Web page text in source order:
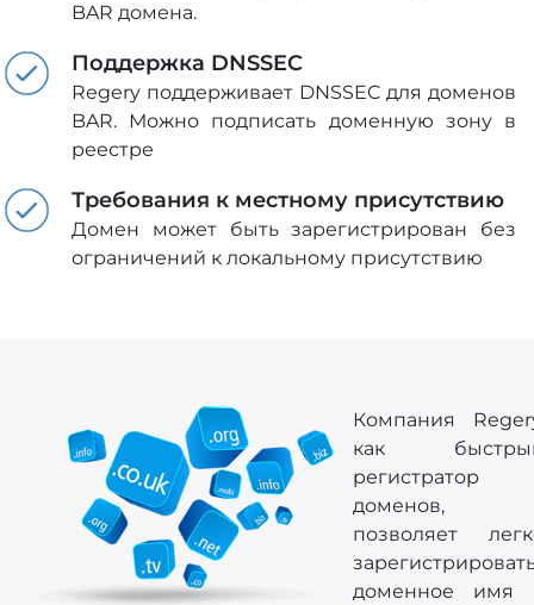
BAR домена.
Поддержка DNSSEC
Regery поддерживает DNSSEC для доменов
BAR. Можно подписать доменную зону в
реестре
Требования к местному присутствию
Домен может быть зарегистрирован без
ограничений к локальному присутствию
Компания
как
регистратор
доменов,
позволяет
доменное имя